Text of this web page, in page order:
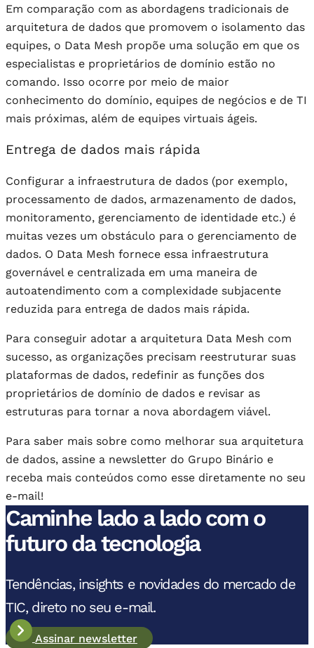
Em comparação com as abordagens tradicionais de
arquitetura de dados que promovem o isolamento das
equipes, o Data Mesh propõe uma solução em que os
especialistas e proprietários de domínio estão no
comando. Isso ocorre por meio de maior
conhecimento do domínio, equipes de negócios e de TI
mais próximas, além de equipes virtuais ágeis.
Entrega de dados mais rápida
Configurar a infraestrutura de dados (por exemplo,
processamento de dados, armazenamento de dados,
monitoramento, gerenciamento de identidade etc.) é
muitas vezes um obstáculo para o gerenciamento de
dados. O Data Mesh fornece essa infraestrutura
governável e centralizada em uma maneira de
autoatendimento com a complexidade subjacente
reduzida para entrega de dados mais rápida.
Para conseguir adotar a arquitetura Data Mesh com
sucesso, as organizações precisam reestruturar suas
plataformas de dados, redefinir as funções dos
proprietários de domínio de dados e revisar as
estruturas para tornar a nova abordagem viável.
Para saber mais sobre como melhorar sua arquitetura
de dados, assine a newsletter do Grupo Binário e
receba mais conteúdos como esse diretamente no seu
e-mail!
Caminhe lado a lado com o
futuro da tecnologia
Tendências, insights e novidades do mercado de
TIC, direto no seu e-mail.
Assinar newsletter